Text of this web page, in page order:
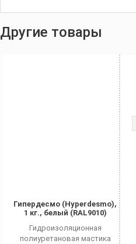
Другие товары
Гипердесмо (Hyperdesmo),
1 кг., белый (RAL9010)
Гидроизоляционная
полиуретановая мастика